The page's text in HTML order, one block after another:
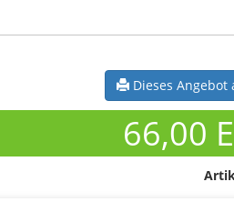
Dieses Angebot
66,00